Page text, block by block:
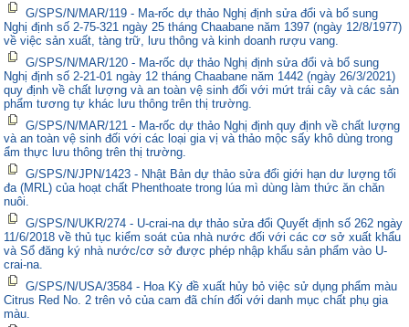
G/SPS/N/MAR/119 - Ma-rốc dự thảo Nghị định sửa đổi và bổ sung
Nghị định số 2-75-321 ngày 25 tháng Chaabane năm 1397 (ngày 12/8/1977)
về việc sản xuất, tàng trữ, lưu thông và kinh doanh rượu vang.
G/SPS/N/MAR/120 - Ma-rốc dự thảo Nghị định sửa đổi và bổ sung
Nghị định số 2-21-01 ngày 12 tháng Chaabane năm 1442 (ngày 26/3/2021)
quy định về chất lượng và an toàn vệ sinh đối với mứt trái cây và các sản
phẩm tương tự khác lưu thông trên thị trường.
G/SPS/N/MAR/121 - Ma-rốc dự thảo Nghị định quy định về chất lượng
và an toàn vệ sinh đối với các loại gia vị và thảo mộc sấy khô dùng trong
ẩm thực lưu thông trên thị trường.
G/SPS/N/JPN/1423 - Nhật Bản dự thảo sửa đổi giới hạn dư lượng tối
đa (MRL) của hoạt chất Phenthoate trong lúa mì dùng làm thức ăn chăn
nuôi.
G/SPS/N/UKR/274 - U-crai-na dự thảo sửa đổi Quyết định số 262 ngày
11/6/2018 về thủ tục kiểm soát của nhà nước đối với các cơ sở xuất khẩu
và Sổ đăng ký nhà nước/cơ sở được phép nhập khẩu sản phẩm vào U-
crai-na.
G/SPS/N/USA/3584 - Hoa Kỳ đề xuất hủy bỏ việc sử dụng phẩm màu
Citrus Red No. 2 trên vỏ của cam đã chín đối với danh mục chất phụ gia
màu.